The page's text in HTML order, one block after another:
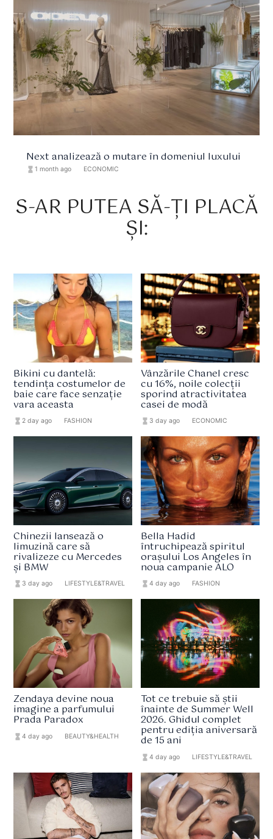
Next analizează o mutare în domeniul luxului
hourglass_full 1 month ago ECONOMIC
S-AR PUTEA SĂ-ȚI PLACĂ
ȘI:
Bikini cu dantelă:
tendința costumelor de
baie care face senzație
vara aceasta
hourglass_full 2 day ago FASHION
Vânzările Chanel cresc
cu 16%, noile colecții
sporind atractivitatea
casei de modă
hourglass_full 3 day ago ECONOMIC
Chinezii lansează o
limuzină care să
rivalizeze cu Mercedes
și BMW
hourglass_full 3 day ago LIFESTYLE&TRAVEL
Bella Hadid
întruchipează spiritul
orașului Los Angeles în
noua campanie ALO
hourglass_full 4 day ago FASHION
Zendaya devine noua
imagine a parfumului
Prada Paradox
hourglass_full4 day ago BEAUTY&HEALTH
Tot ce trebuie să știi
înainte de Summer Well
2026. Ghidul complet
pentru ediția aniversară
de 15 ani
hourglass_full 4 day ago LIFESTYLE&TRAVEL